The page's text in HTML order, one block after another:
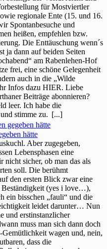
für Mostviertler
regionale Ente (15. und 16.
Spontanbesuche und
heißen, empfehlen bzw.
Die Enttäuschung wenn´s
ja dann auf beiden Seiten
am Rabenlehen-Hof
frei, eine schöne Gelegenheit
auch in die „Wilde
Infos dazu HIER. Liebe
Beiträge abonnieren?
leer. Ich habe die
stimme zu. [...]
hätte
Aber zugegeben,
Lebensphasen eine
sicher, ob man das als
soll. Die berühmt
den ersten Blick zwar eine
Beständigkeit (yes i love…),
ein bisschen „fauli“ und die
leidet darunter… Nun
und erstinstanzlicher
muss man sich dann doch
wagen und, nein,
dass die